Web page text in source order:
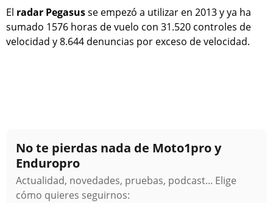
El radar Pegasusse empezó a utilizar en 2013 y ya ha
sumado 1576 horas de vuelo con 31.520 controles de
velocidad y 8.644 denuncias por exceso de velocidad.
No te pierdas nada de Moto1pro y
Enduropro
Actualidad, novedades, pruebas, podcast... Elige
cómo quieres seguirnos: